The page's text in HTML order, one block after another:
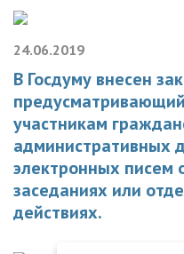
24.06.2019
В Госдуму внесен
участникам
административных
электронных писем
заседаниях или
действиях.